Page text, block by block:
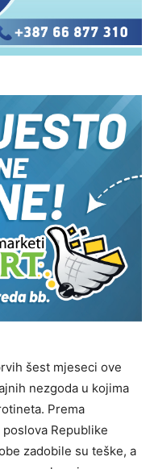
šest mjeseci ove
nezgoda u kojima
Prema
Republike
zadobile su teške, a